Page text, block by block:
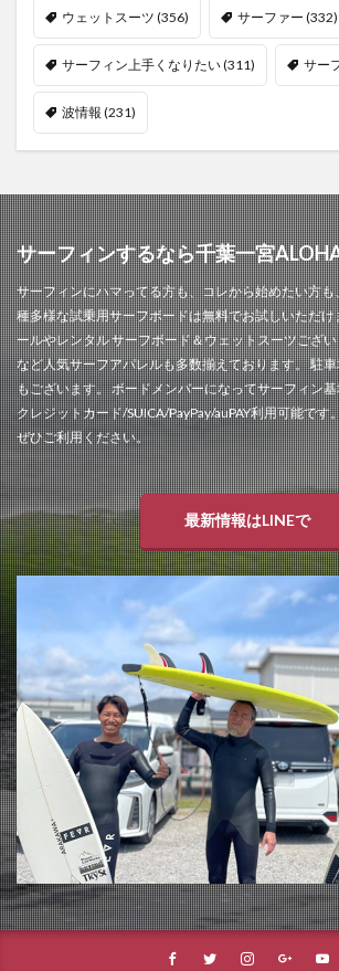
ウェットスーツ (356) サーファー (332)
サーフィン上手くなりたい(311) サー
波情報 (231)
サーフィンするなら千葉一宮
サーフィンにハマってる方も、コレから始めたい方も
種多様な試乗用サーフボードは無料でお試しいただ
ールやレンタル サーフボード＆ウェットスーツござい
など人気サーフアパレルも多数揃えております。 駐
もございます。 ボードメンバーになってサーフィン
クレジットカード/SUICA/PayPay/auPAY利用可能です
ぜひご利用ください。
最新情報はLINEで